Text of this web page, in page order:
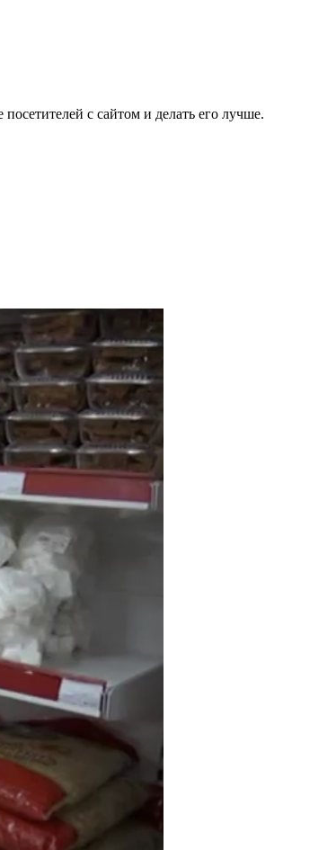
с сайтом и делать его лучше.